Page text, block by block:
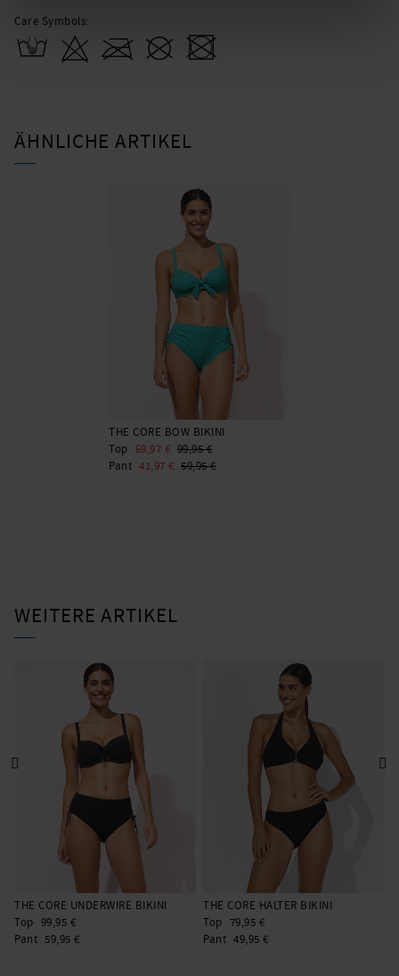
Care Symbols:
ÄHNLICHE ARTIKEL
THE CORE BOW BIKINI
Top 69,97 € 99,95 €
Pant 41,97 € 59,95 €
WEITERE ARTIKEL
THE CORE UNDERWIRE BIKINI
Top 99,95 €
Pant 59,95 €
THE CORE HALTER BIKINI
Top 79,95 €
Pant 49,95 €